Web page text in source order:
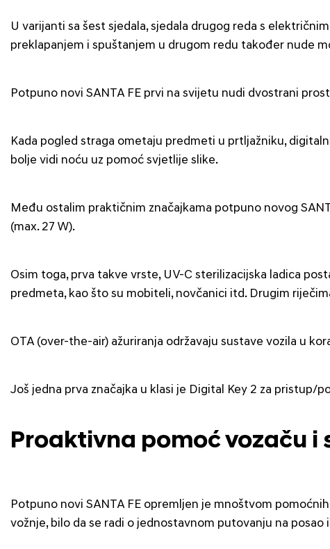
U varijanti sa šest sjedala, sjedala drugog reda s
preklapanjem i spuštanjem u drugom redu također nude
Potpuno novi SANTA FE prvi na svijetu nudi dvostrani
Kada pogled straga ometaju predmeti u prtljažniku,
bolje vidi noću uz pomoć svjetlije slike.
Među ostalim praktičnim značajkama potpuno novog
(max. 27 W).
Osim toga, prva takve vrste, UV-C sterilizacijska ladica
predmeta, kao što su mobiteli, novčanici itd. Drugim
OTA (over-the-air) ažuriranja održavaju sustave vozila u
Još jedna prva značajka u klasi je Digital Key 2 za
Proaktivna pomoć vozaču i
Potpuno novi SANTA FE opremljen je mnoštvom
vožnje, bilo da se radi o jednostavnom putovanju na posao